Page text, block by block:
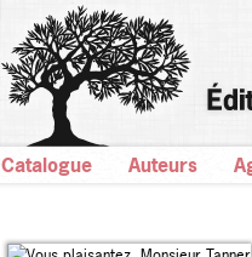
Catalogue Auteurs